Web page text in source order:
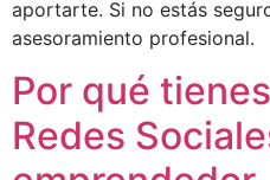
aportarte. Si no estás
asesoramiento profesional.
Por qué
Redes